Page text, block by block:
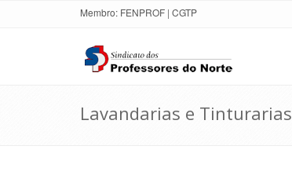
Membro: FENPROF | CGTP
Lavandarias e Tinturarias